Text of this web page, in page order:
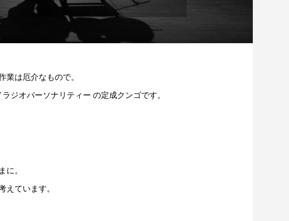
業は厄介なもので。
ジオパーソナリティー の定成クンゴです。
に。
えています。